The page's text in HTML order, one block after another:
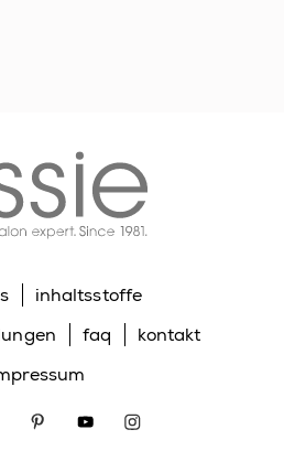
inhaltsstoffe
faq
kontakt
twitter pinterestyoutubeinstagram